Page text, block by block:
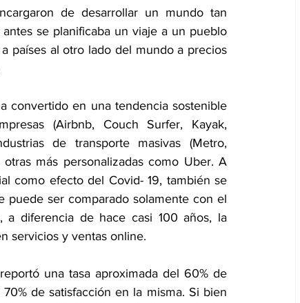
de desarrollar un mundo tan
se planificaba un viaje a un pueblo
países al otro lado del mundo a precios
convertido en una tendencia sostenible
(Airbnb, Couch Surfer, Kayak,
de transporte masivas (Metro,
más personalizadas como Uber. A
como efecto del Covid- 19, también se
ser comparado solamente con el
a diferencia de hace casi 100 años, la
servicios y ventas online.
una tasa aproximada del 60% de
de satisfacción en la misma. Si bien